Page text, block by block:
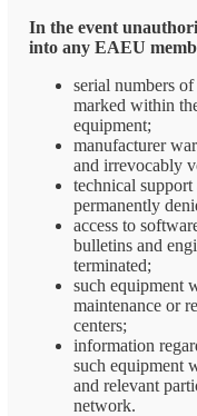
In the event
into any EAEU
serial numbers
marked within
equipment;
manufacturer
and irrevocably
technical
permanently
access to
bulletins and
terminated;
such equipment
maintenance or
centers;
information
such equipment
and relevant
network.